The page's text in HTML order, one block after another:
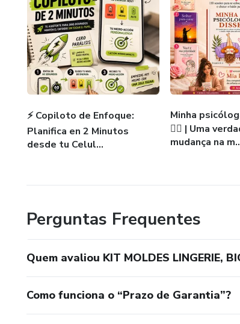
⚡ Copiloto de Enfoque:
Planifica en 2 Minutos
desde tu Celul...
Minha
🧘‍♀️ | Uma
mudança na
Perguntas Frequentes
Quem avaliou KIT MOLDES LINGERIE,
Como funciona o “Prazo de Garantia”?